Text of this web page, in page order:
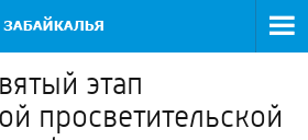
этап
просветительской